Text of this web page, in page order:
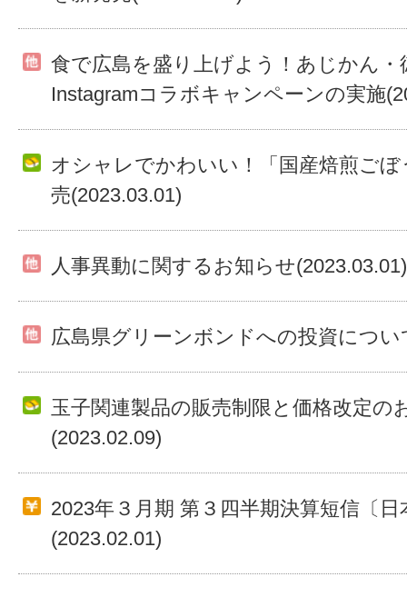
食で広島を盛り上げよう！あじかん・
Instagramコラボキャンペーンの実施
オシャレでかわいい！「国産焙煎ごぼ
売(2023.03.01)
人事異動に関するお知らせ(2023.03.01)
広島県グリーンボンドへの投資につい
玉子関連製品の販売制限と価格改定の
(2023.02.09)
2023年３月期 第３四半期決算短信〔日
(2023.02.01)